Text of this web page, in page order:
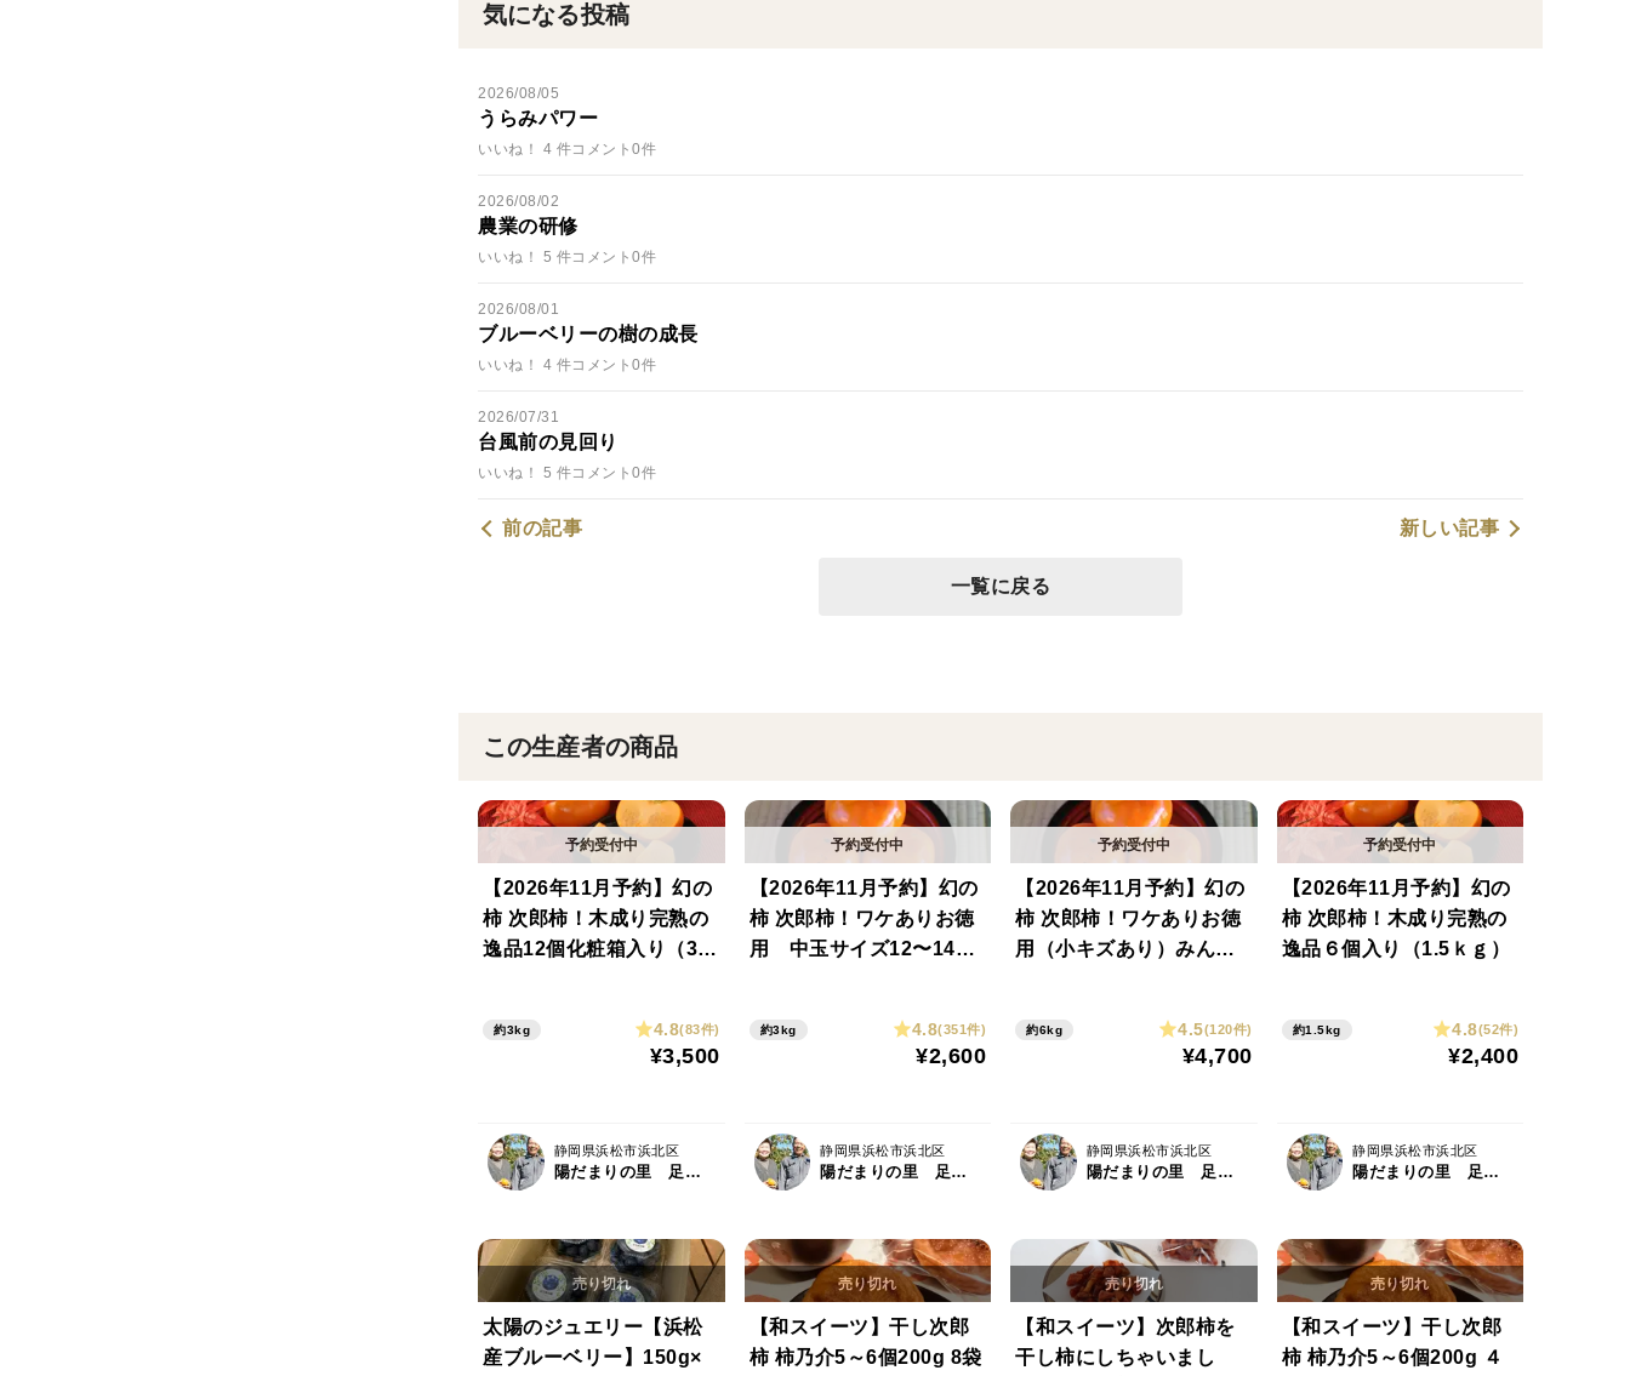
気になる投稿
2026/08/05
うらみパワー
いいね！ 4 件コメント0件
2026/08/02
農業の研修
いいね！ 5 件コメント0件
2026/08/01
ブルーベリーの樹の成長
いいね！ 4 件コメント0件
2026/07/31
台風前の見回り
いいね！ 5 件コメント0件
前の記事 新しい記事
一覧に戻る
この生産者の商品
【2026年11月予約】幻の
柿 次郎柿！木成り完熟の
逸品12個化粧箱入り（3ｋ
約3kg 4.8(83件)
¥3,500
静岡県浜松市浜北区
陽だまりの里 足立柿園
【2026年11月予約】幻の
柿 次郎柿！ワケありお徳
用 中玉サイズ12〜14個
約3kg 4.8(351件)
¥2,600
静岡県浜松市浜北区
陽だまりの里 足立柿園
【2026年11月予約】幻の
柿 次郎柿！ワケありお徳
用（小キズあり）みんな
約6kg 4.5(120件)
¥4,700
静岡県浜松市浜北区
陽だまりの里 足立柿園
【2026年11月予約】幻の
柿 次郎柿！木成り完熟の
逸品６個入り（1.5ｋｇ）
約1.5kg 4.8(52件)
¥2,400
静岡県浜松市浜北区
陽だまりの里 足立柿園
太陽のジュエリー【浜松
産ブルーベリー】150g×
【和スイーツ】干し次郎
柿 柿乃介5～6個200g 8袋
【和スイーツ】次郎柿を
干し柿にしちゃいまし
【和スイーツ】干し次郎
柿 柿乃介5～6個200g ４